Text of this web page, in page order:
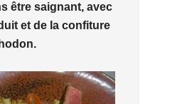
être saignant, avec
et de la confiture